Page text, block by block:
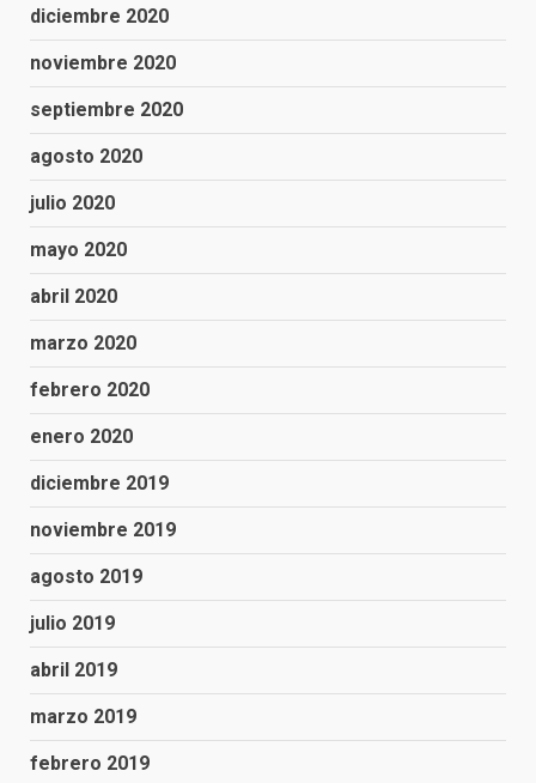
diciembre 2020
noviembre 2020
septiembre 2020
agosto 2020
julio 2020
mayo 2020
abril 2020
marzo 2020
febrero 2020
enero 2020
diciembre 2019
noviembre 2019
agosto 2019
julio 2019
abril 2019
marzo 2019
febrero 2019